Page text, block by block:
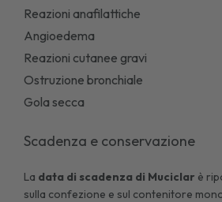
Reazioni anafilattiche
Angioedema
Reazioni cutanee gravi
Ostruzione bronchiale
Gola secca
Scadenza e conservazione
La data di scadenza di Muciclar è
sulla confezione e sul contenitore